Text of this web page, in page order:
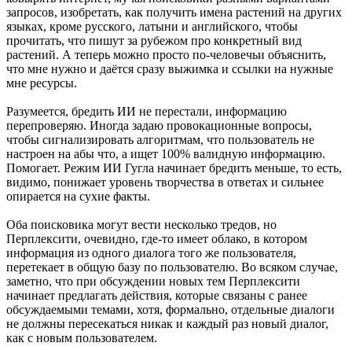
запросов, изобретать, как получить имена растений на других
языках, кроме русского, латыни и английского, чтобы
прочитать, что пишут за рубежом про конкретный вид
растений. А теперь можно просто по-человечьи объяснить,
что мне нужно и даётся сразу выжимка и ссылки на нужные
мне ресурсы.
Разумеется, бредить ИИ не перестали, информацию
перепроверяю. Иногда задаю провокационные вопросы,
чтобы сигнализировать алгоритмам, что пользователь не
настроен на абы что, а ищет 100% валидную информацию.
Помогает. Режим ИИ Гугла начинает бредить меньше, то есть,
видимо, понижает уровень творчества в ответах и сильнее
опирается на сухие факты.
Оба поисковика могут вести несколько тредов, но
Перплексити, очевидно, где-то имеет облако, в котором
информация из одного диалога того же пользователя,
перетекает в общую базу по пользователю. Во всяком случае,
заметно, что при обсуждении новых тем Перплексити
начинает предлагать действия, которые связаны с ранее
обсуждаемыми темами, хотя, формально, отдельные диалоги
не должны пересекаться никак и каждый раз новый диалог,
как с новым пользователем.